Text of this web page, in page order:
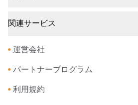
関連サービス
• 運営会社
• パートナープログラム
• 利用規約